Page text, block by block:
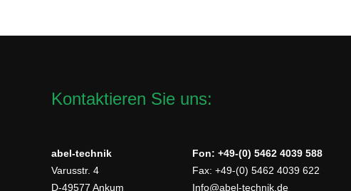
Kontaktieren Sie uns:
abel-technik
Varusstr. 4
D-49577 Ankum
Fon: +49-(0) 5462 4039 588
Fax: +49-(0) 5462 4039 622
Info@abel-technik.de